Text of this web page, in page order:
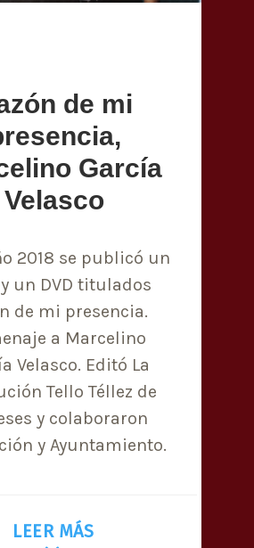
de mi
García
Velasco
2018 se publicó un
un DVD titulados
de mi presencia.
a Marcelino
Velasco. Editó La
Tello Téllez de
y colaboraron
y Ayuntamiento.
LEER MÁS